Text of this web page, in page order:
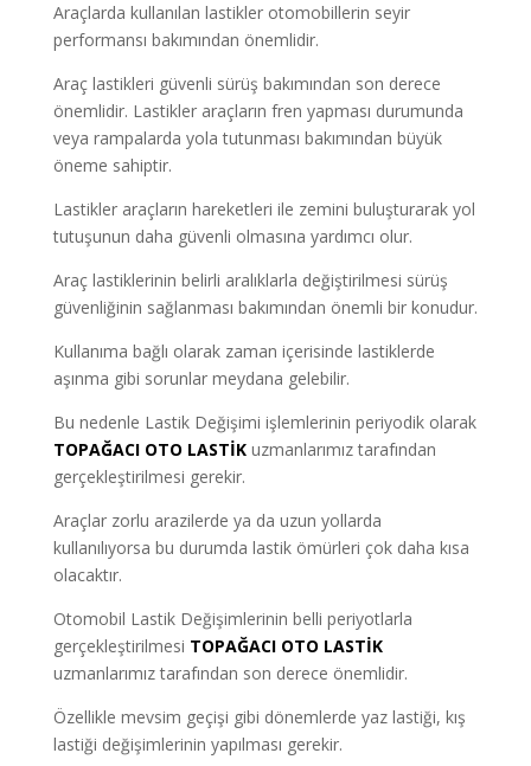
Araçlarda kullanılan lastikler otomobillerin seyir
performansı bakımından önemlidir.
Araç lastikleri güvenli sürüş bakımından son derece
önemlidir. Lastikler araçların fren yapması durumunda
veya rampalarda yola tutunması bakımından büyük
öneme sahiptir.
Lastikler araçların hareketleri ile zemini buluşturarak yol
tutuşunun daha güvenli olmasına yardımcı olur.
Araç lastiklerinin belirli aralıklarla değiştirilmesi sürüş
güvenliğinin sağlanması bakımından önemli bir konudur.
Kullanıma bağlı olarak zaman içerisinde lastiklerde
aşınma gibi sorunlar meydana gelebilir.
Bu nedenle Lastik Değişimi işlemlerinin periyodik olarak
TOPAĞACI OTO LASTİKuzmanlarımız tarafından
gerçekleştirilmesi gerekir.
Araçlar zorlu arazilerde ya da uzun yollarda
kullanılıyorsa bu durumda lastik ömürleri çok daha kısa
olacaktır.
Otomobil Lastik Değişimlerinin belli periyotlarla
gerçekleştirilmesi TOPAĞACI OTO LASTİK
uzmanlarımız tarafından son derece önemlidir.
Özellikle mevsim geçişi gibi dönemlerde yaz lastiği, kış
lastiği değişimlerinin yapılması gerekir.